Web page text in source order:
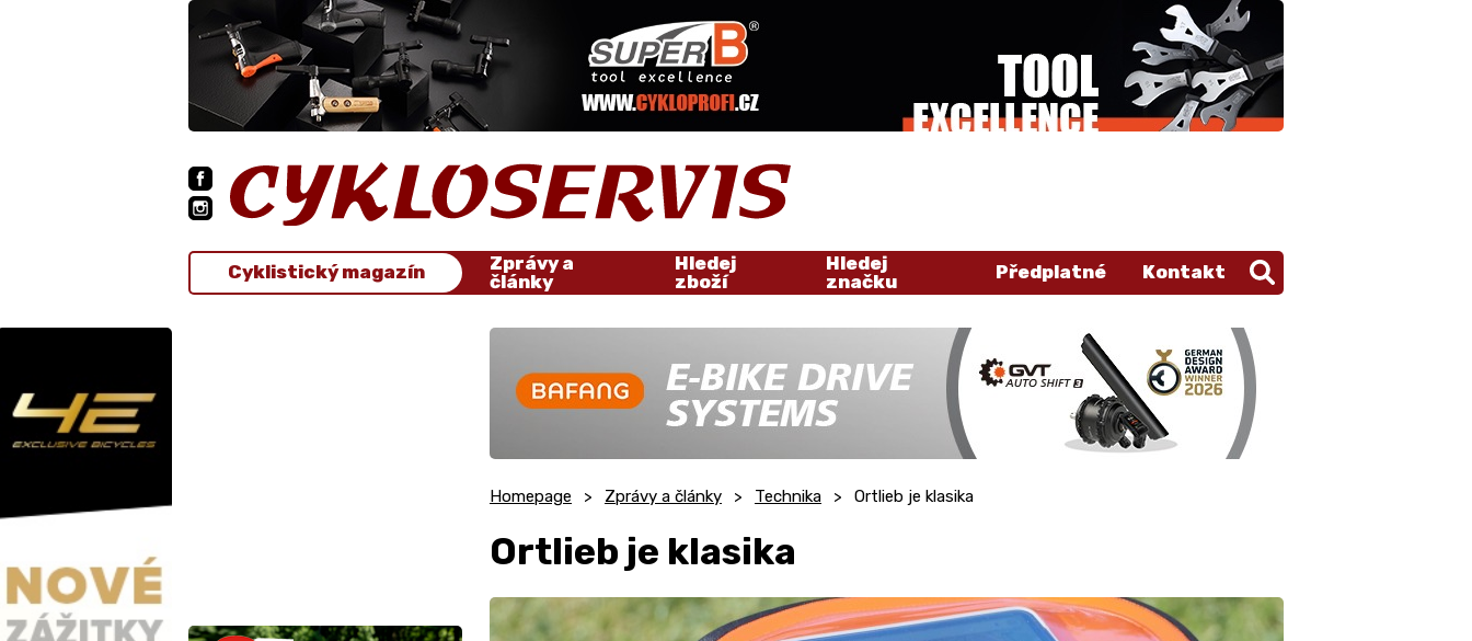
Cyklistický magazín
Zprávy a
články
Hledej
zboží
Hledej
značku
Předplatné Kontakt
Homepage Zprávy a články Technika Ortlieb je klasika
Ortlieb je klasika